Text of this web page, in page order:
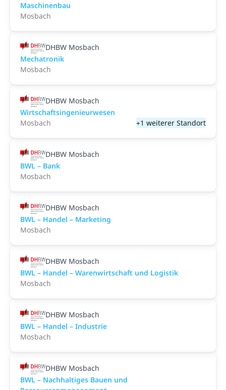
Maschinenbau
Mosbach
DHBW Mosbach
Mechatronik
Mosbach
DHBW Mosbach
Wirtschaftsingenieurwesen
Mosbach
+1 weiterer Standort
DHBW Mosbach
BWL – Bank
Mosbach
DHBW Mosbach
BWL – Handel – Marketing
Mosbach
DHBW Mosbach
BWL – Handel – Warenwirtschaft und Logistik
Mosbach
DHBW Mosbach
BWL – Handel – Industrie
Mosbach
DHBW Mosbach
BWL – Nachhaltiges Bauen und